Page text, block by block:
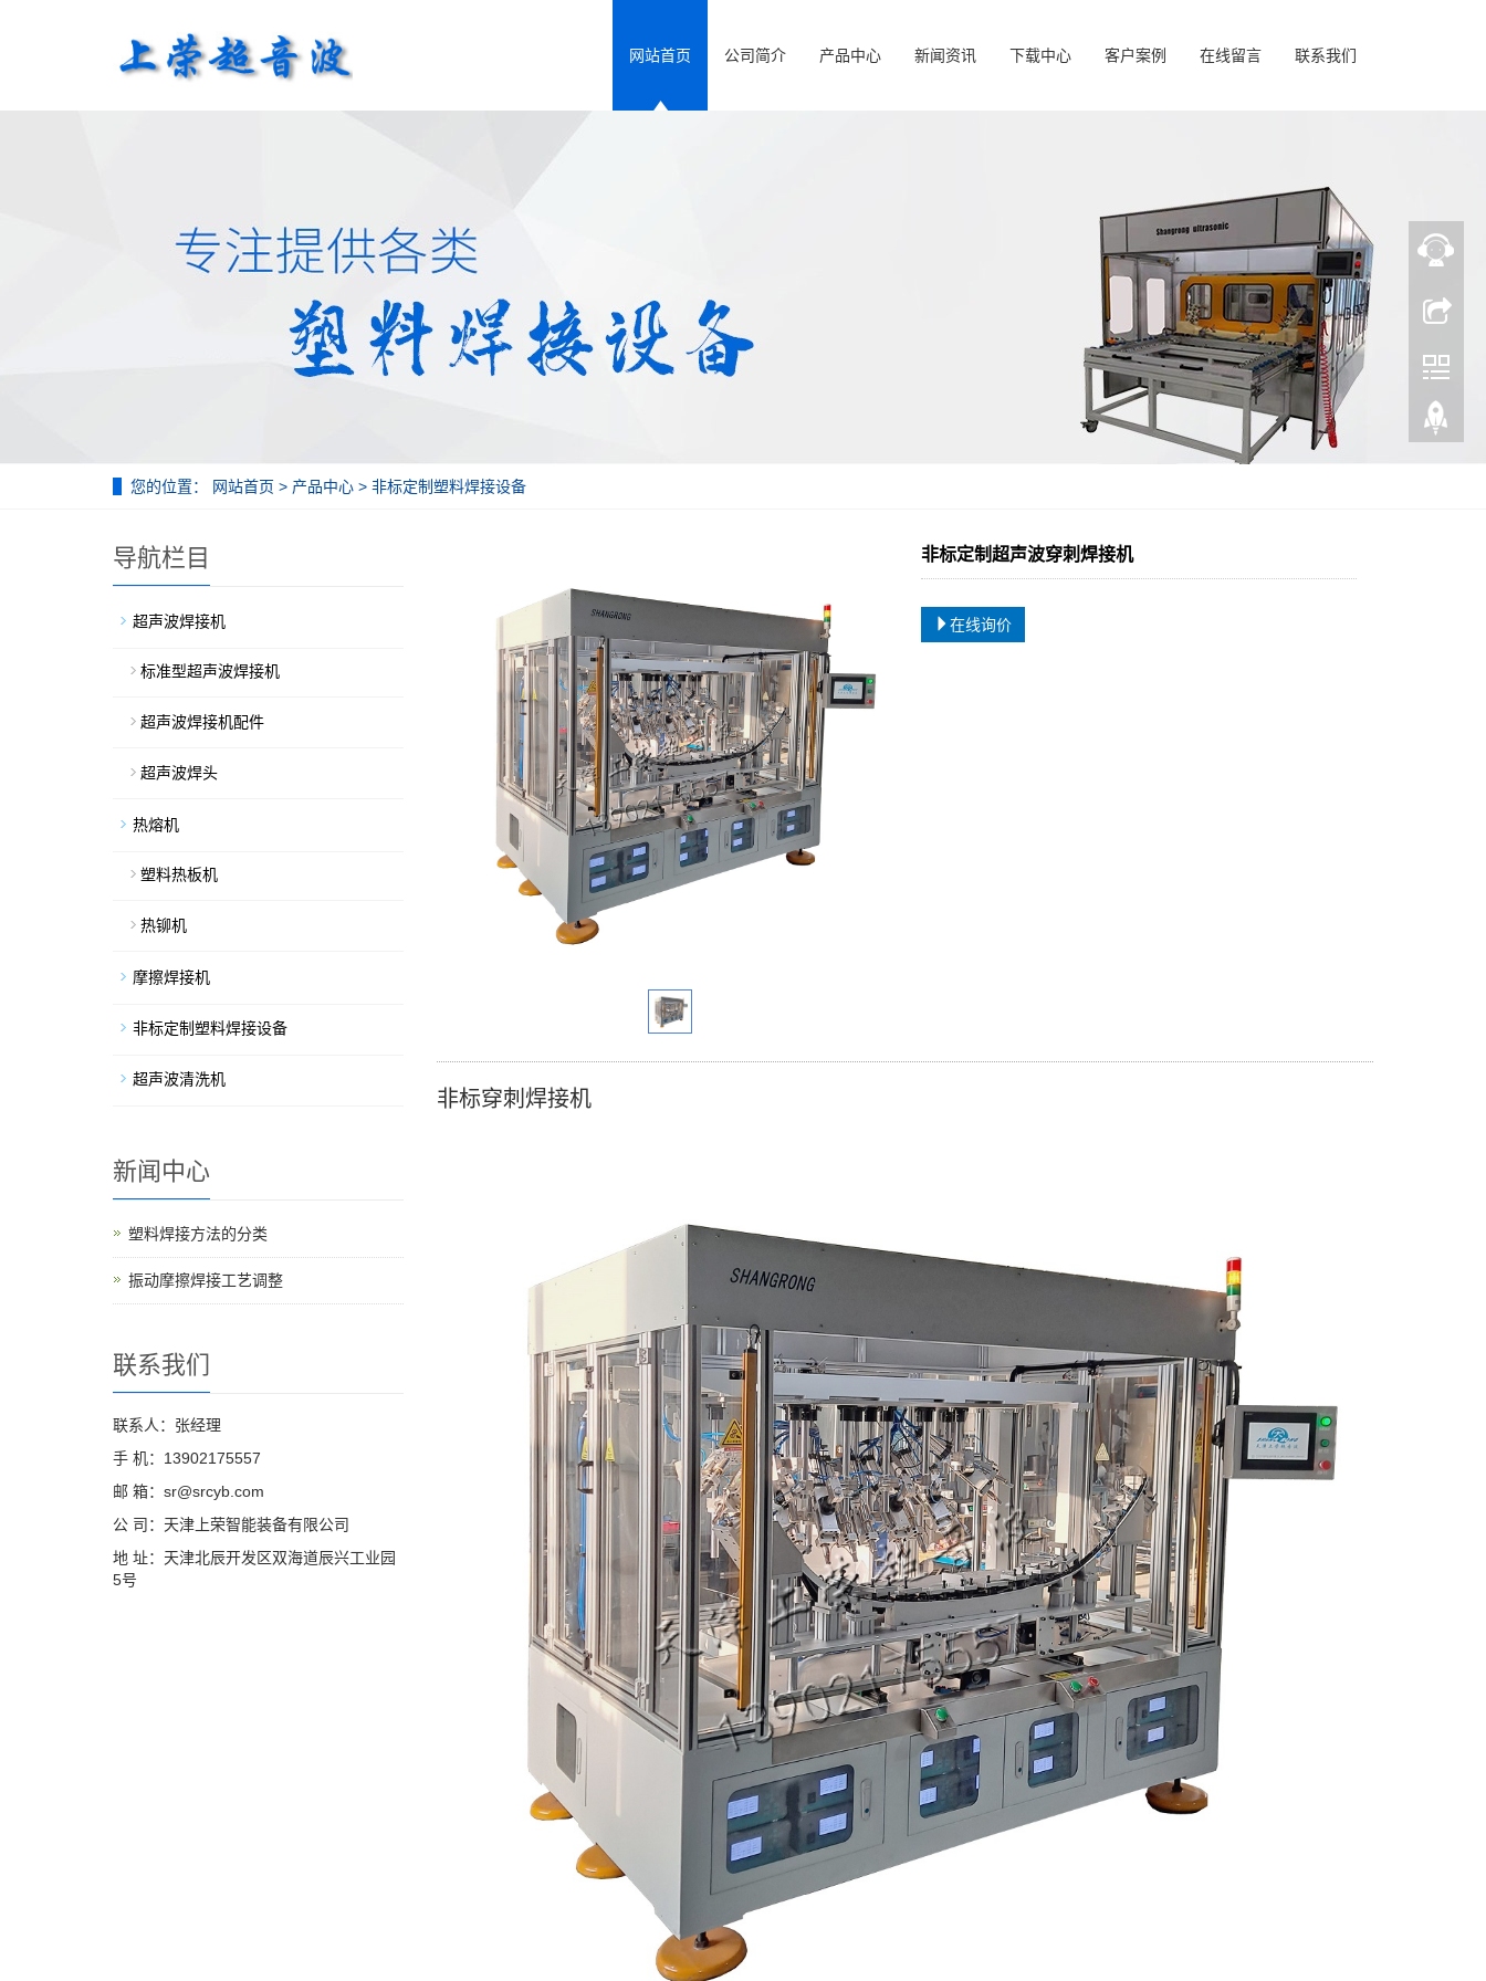
网站首页 公司简介 产品中心 新闻资讯 下载中心 客户案例 在线留言 联系我们
您的位置： 网站首页 > 产品中心 > 非标定制塑料焊接设备
非标定制超声波穿刺焊接机
在线询价
非标穿刺焊接机
导航栏目
超声波焊接机
标准型超声波焊接机
超声波焊接机配件
超声波焊头
热熔机
塑料热板机
热铆机
摩擦焊接机
非标定制塑料焊接设备
超声波清洗机
新闻中心
塑料焊接方法的分类
振动摩擦焊接工艺调整
联系我们
联系人：张经理
手 机：13902175557
邮 箱：sr@srcyb.com
公 司：天津上荣智能装备有限公司
地 址：天津北辰开发区双海道辰兴工业园
5号